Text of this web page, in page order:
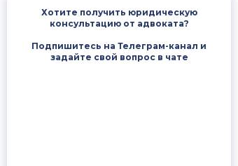
Хотите получить юридическую
консультацию от адвоката?
Подпишитесь на Телеграм-канал и
задайте свой вопрос в чате